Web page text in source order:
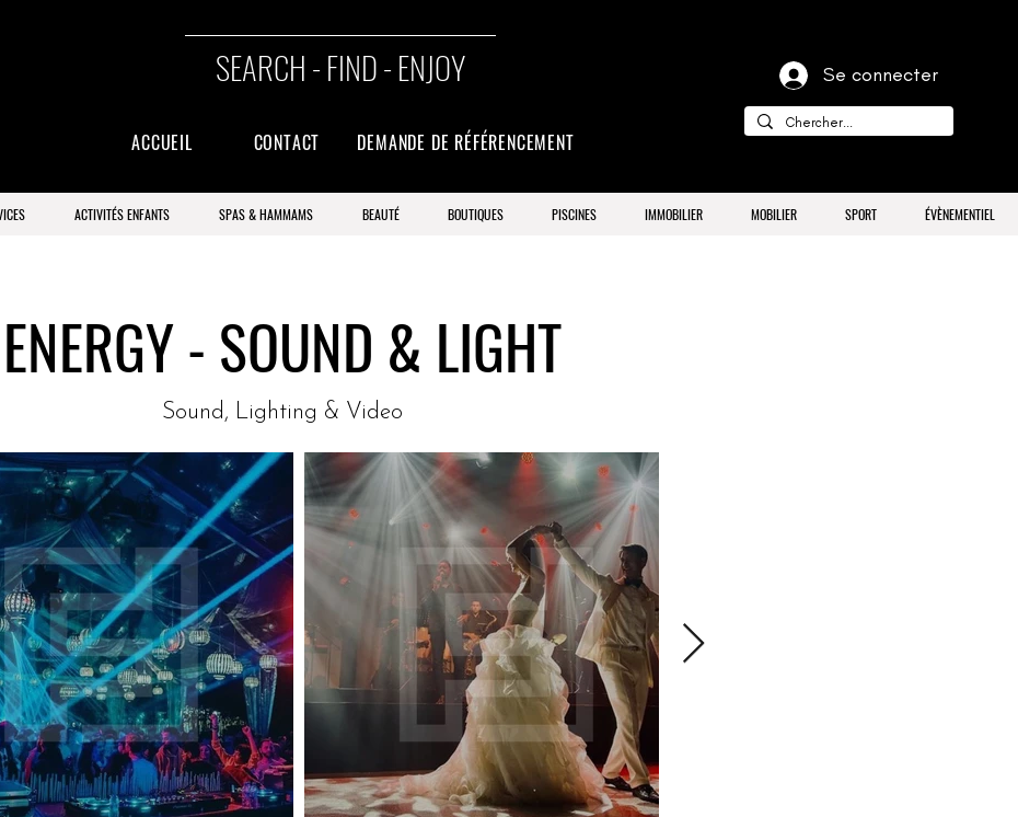
SEARCH - FIND - ENJOY
ACCUEIL CONTACT DEMANDE DE RÉFÉRENCEMENT
Se connecter
ACTIVITÉS ENFANTS SPAS & HAMMAMS BEAUTÉ BOUTIQUES PISCINES IMMOBILIER MOBILIER SPORT ÉVÈNEMENTIEL
ENERGY - SOUND & LIGHT
Sound, Lighting & Video